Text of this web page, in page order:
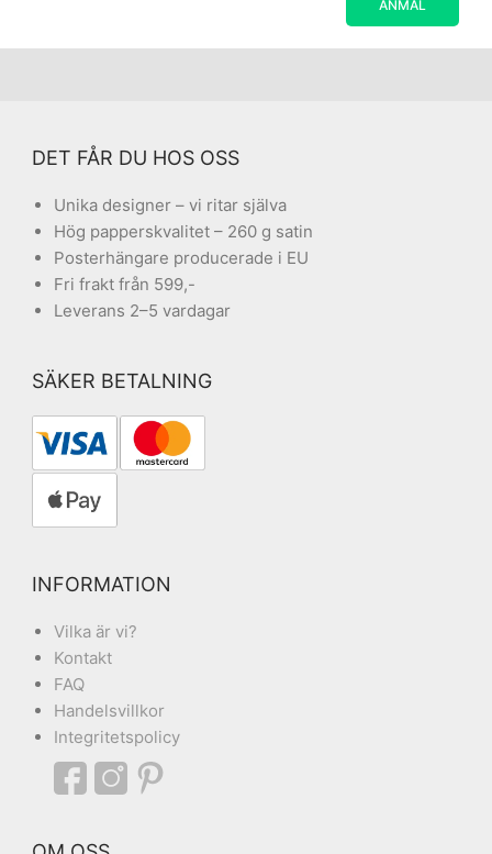
DET FÅR DU HOS OSS
Unika designer – vi ritar själva
Hög papperskvalitet – 260 g satin
Posterhängare producerade i EU
Fri frakt från 599,-
Leverans 2–5 vardagar
SÄKER BETALNING
INFORMATION
Vilka är vi?
Kontakt
FAQ
Handelsvillkor
Integritetspolicy